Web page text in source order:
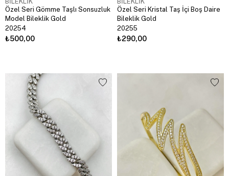
Özel Seri Gömme Taşlı Sonsuzluk
Model Bileklik Gold
20254
₺500,00
Özel Seri Kristal Taş İçi Boş Daire
Bileklik Gold
20255
₺290,00